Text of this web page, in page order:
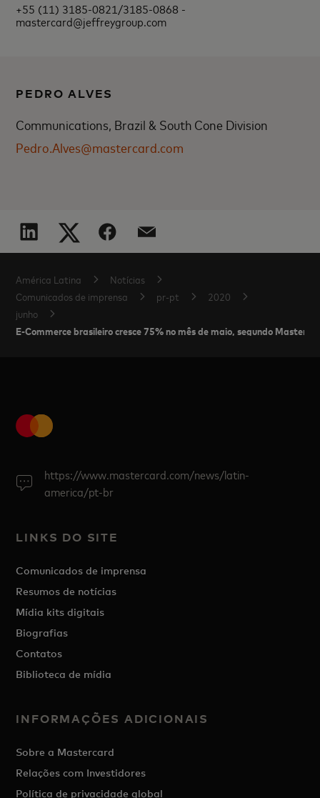
+55 (11) 3185-0821/3185-0868 -
mastercard@jeffreygroup.com
PEDRO ALVES
Communications, Brazil & South Cone Division
Pedro.Alves@mastercard.com
América Latina
Notícias
Comunicados de imprensa
pr-pt
2020
junho
E-Commerce brasileiro cresce 75% no mês de maio, segundo
https://www.mastercard.com/news/latin-
america/pt-br
LINKS DO SITE
Comunicados de imprensa
Resumos de notícias
Mídia kits digitais
Biografias
Contatos
Biblioteca de mídia
INFORMAÇÕES ADICIONAIS
Sobre a Mastercard
Relações com Investidores
Política de privacidade global